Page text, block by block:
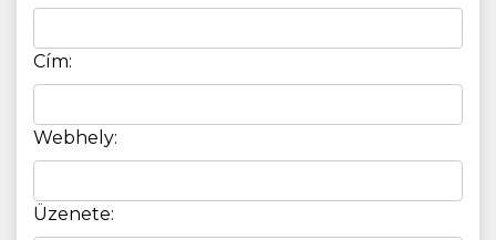
Cím:
Webhely:
Üzenete: